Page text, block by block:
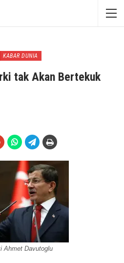
KABAR DUNIA
tak Akan Bertekuk
Ahmet Davutoglu